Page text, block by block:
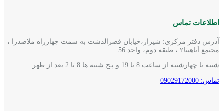
اطلاعات تماس
آدرس دفتر مرکزی: شیراز،خیابان قصرالدشت به سمت چهارراه ملاصدرا ،
مجتمع آناهیتا۲ ، طبقه دوم، واحد 56
شنبه تا چهارشنبه از ساعت 8 تا 19 و پنج شنبه ها 8 تا 2 بعد از ظهر
تماس: 09029172000